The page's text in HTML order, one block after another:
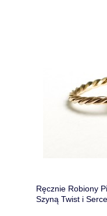
Ręcznie Robiony
Szyną Twist i